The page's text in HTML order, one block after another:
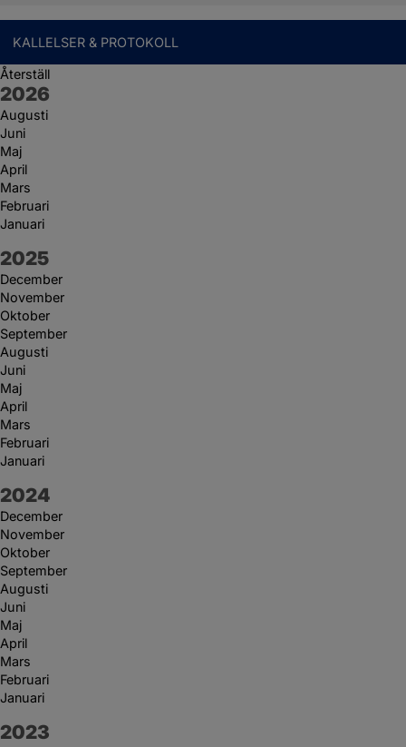
KALLELSER & PROTOKOLL
Återställ
År:
2026
Augusti
Juni
Maj
April
Mars
Februari
Januari
År:
2025
December
November
Oktober
September
Augusti
Juni
Maj
April
Mars
Februari
Januari
År:
2024
December
November
Oktober
September
Augusti
Juni
Maj
April
Mars
Februari
Januari
År:
2023